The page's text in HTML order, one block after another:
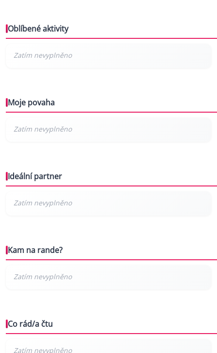
Oblíbené aktivity
Moje povaha
Ideální partner
Kam na rande?
Co rád/a čtu